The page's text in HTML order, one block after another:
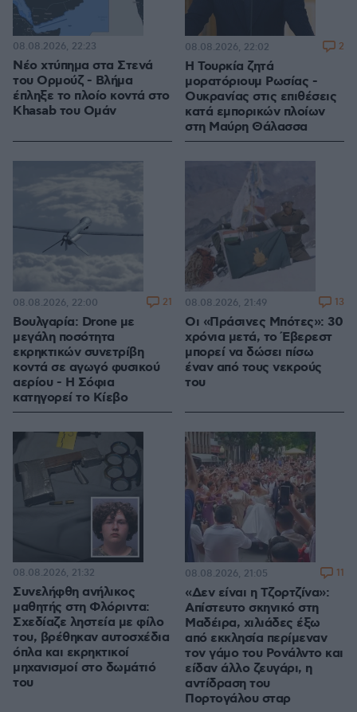
Νέο χτύπημα στα Στενά
του Ορμούζ - Βλήμα
έπληξε το πλοίο κοντά στο
Khasab του Ομάν
08.08.2026, 22:23
Η Τουρκία ζητά
μορατόριουμ Ρωσίας -
Ουκρανίας στις επιθέσεις
κατά εμπορικών πλοίων
στη Μαύρη Θάλασσα
08.08.2026, 22:02 2
Βουλγαρία: Drone με
μεγάλη ποσότητα
εκρηκτικών συνετρίβη
κοντά σε αγωγό φυσικού
αερίου - Η Σόφια
κατηγορεί το Κίεβο
08.08.2026, 22:00 21
Οι «Πράσινες Μπότες»: 30
χρόνια μετά, το Έβερεστ
μπορεί να δώσει πίσω
έναν από τους νεκρούς
του
08.08.2026, 21:49 13
Συνελήφθη ανήλικος
μαθητής στη Φλόριντα:
Σχεδίαζε ληστεία με φίλο
του, βρέθηκαν αυτοσχέδια
όπλα και εκρηκτικοί
μηχανισμοί στο δωμάτιό
του
08.08.2026, 21:32
«Δεν είναι η Τζορτζίνα»:
Απίστευτο σκηνικό στη
Μαδέιρα, χιλιάδες έξω
από εκκλησία περίμεναν
τον γάμο του Ρονάλντο και
είδαν άλλο ζευγάρι, η
αντίδραση του
Πορτογάλου σταρ
08.08.2026, 21:05 11